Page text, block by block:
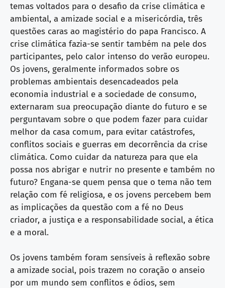
temas voltados para o desafio da crise climática e
ambiental, a amizade social e a misericórdia, três
questões caras ao magistério do papa Francisco. A
crise climática fazia-se sentir também na pele dos
participantes, pelo calor intenso do verão europeu.
Os jovens, geralmente informados sobre os
problemas ambientais desencadeados pela
economia industrial e a sociedade de consumo,
externaram sua preocupação diante do futuro e se
perguntavam sobre o que podem fazer para cuidar
melhor da casa comum, para evitar catástrofes,
conflitos sociais e guerras em decorrência da crise
climática. Como cuidar da natureza para que ela
possa nos abrigar e nutrir no presente e também no
futuro? Engana-se quem pensa que o tema não tem
relação com fé religiosa, e os jovens percebem bem
as implicações da questão com a fé no Deus
criador, a justiça e a responsabilidade social, a ética
e a moral.
Os jovens também foram sensíveis à reflexão sobre
a amizade social, pois trazem no coração o anseio
por um mundo sem conflitos e ódios, sem